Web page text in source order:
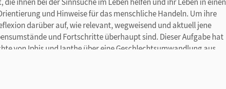
und Hinweise für das menschliche Handeln. Um ihre
darüber auf, wie relevant, wegweisend und aktuell jene
und Fortschritte überhaupt sind. Dieser Aufgabe hat
von Iphis und Ianthe über eine Geschlechtsumwandlung aus
Textauszüge aus Ovids Transgender-Metamorphose